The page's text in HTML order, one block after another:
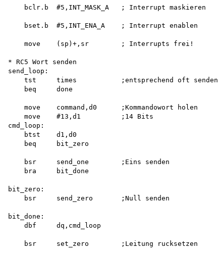
    bclr.b  #5,INT_MASK_A   ; Interrupt maskieren
    bset.b  #5,INT_ENA_A    ; Interrupt enablen
    move    (sp)+,sr        ; Interrupts frei!
* RC5 Wort senden
send_loop:
    tst     times           ;entsprechend oft senden
    beq     done
    move    command,d0      ;Kommandowort holen
    move    #13,d1          ;14 Bits
cmd_loop:
    btst    d1,d0
    beq     bit_zero
    bsr     send_one        ;Eins senden
    bra     bit_done
bit_zero:
    bsr     send_zero       ;Null senden
bit_done:
    dbf     dq,cmd_loop
    bsr     set_zero        ;Leitung rucksetzen